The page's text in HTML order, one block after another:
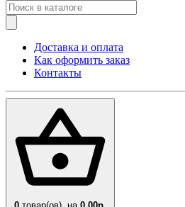
Доставка и оплата
Как оформить заказ
Контакты